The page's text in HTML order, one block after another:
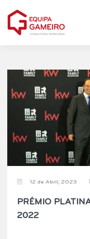
12 de Abril, 2023
PRÉMIO
2022